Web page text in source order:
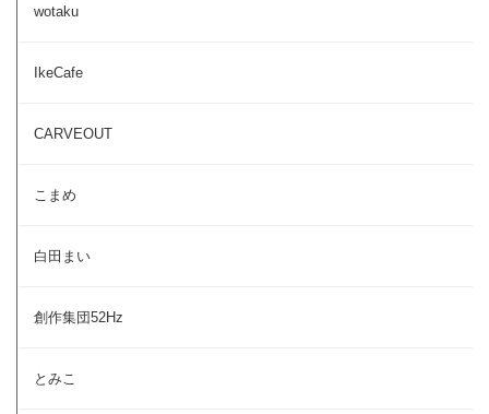
wotaku
IkeCafe
CARVEOUT
こまめ
白田まい
創作集団52Hz
とみこ